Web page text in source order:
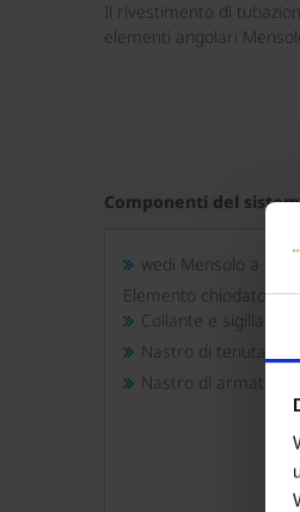
Il rivestimento di
elementi angolari
Componenti del
wedi Mensolo a L/U
Elemento chiodato
Collante e sigillante
Nastro di tenuta wedi
Nastro di armatura